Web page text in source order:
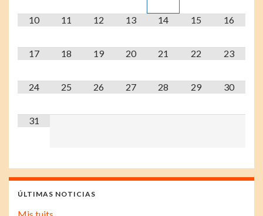
10 11 12 13 14 15 16
17 18 19 20 21 22 23
24 25 26 27 28 29 30
31
ÚLTIMAS NOTICIAS
Mis tuits